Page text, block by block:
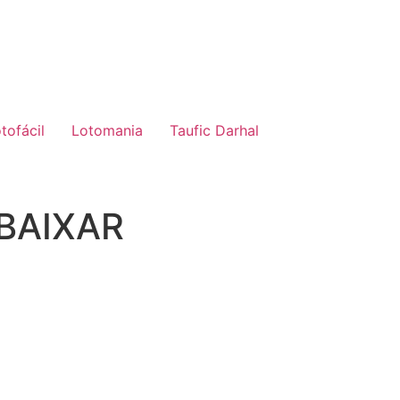
Lotomania
Taufic Darhal